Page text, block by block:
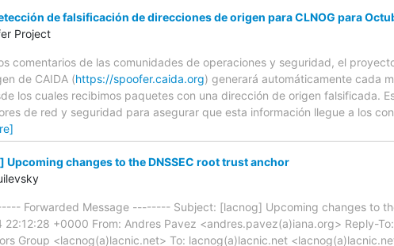
de falsificación de direcciones de origen para CLNOG para
Project
comentarios de las comunidades de operaciones y seguridad, el
de CAIDA (https://spoofer.caida.org) generará automáticamente cada
los cuales recibimos paquetes con una dirección de origen falsificada.
de red y seguridad para asegurar que esta información llegue a los
Upcoming changes to the DNSSEC root trust anchor
Forwarded Message -------- Subject: [lacnog] Upcoming changes to
22:12:28 +0000 From: Andres Pavez <andres.pavez(a)iana.org> Reply-
Group <lacnog(a)lacnic.net> To: lacnog(a)lacnic.net